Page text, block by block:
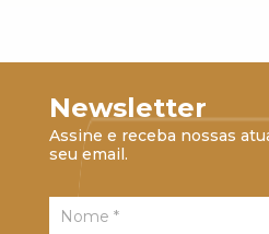
Newsletter
Assine e receba nossas
seu email.